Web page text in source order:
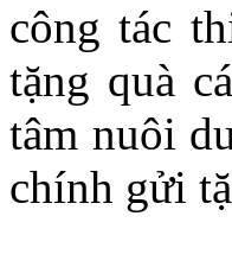
công tác
tặng quà
tâm nuôi
chính gửi